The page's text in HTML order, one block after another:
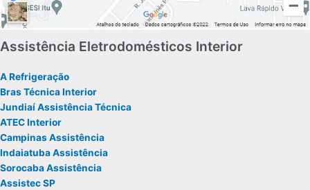
Assistência Eletrodomésticos Interior
A Refrigeração
Bras Técnica Interior
Jundiaí Assistência Técnica
ATEC Interior
Campinas Assistência
Indaiatuba Assistência
Sorocaba Assistência
Assistec SP